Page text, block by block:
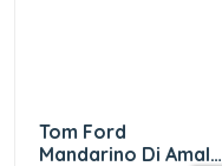
Tom Ford
Mandarino Di Amalfi